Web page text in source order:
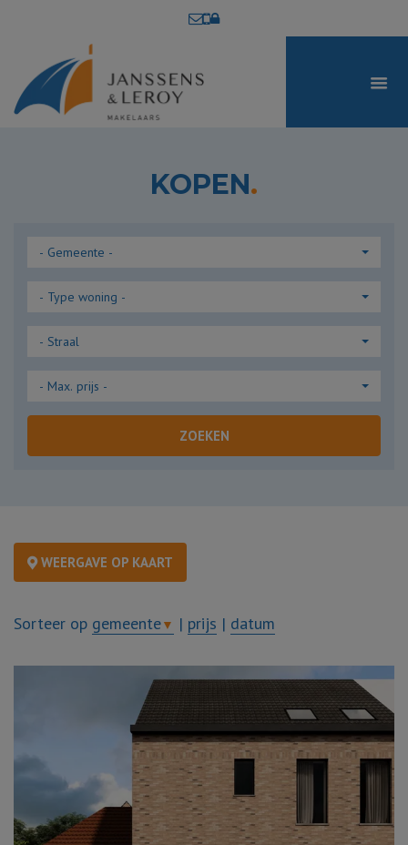
KOPEN.
- Gemeente -
- Type woning -
- Straal
- Max. prijs -
ZOEKEN
Sorteer op gemeente▼ | prijs | datum
WEERGAVE OP KAART